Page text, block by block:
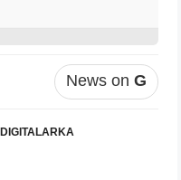
News on G
DIGITALARKA